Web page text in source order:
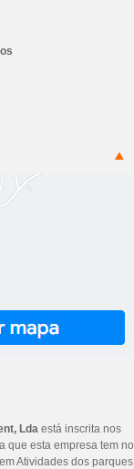
Lda está inscrita nos
que esta empresa tem no
Atividades dos parques